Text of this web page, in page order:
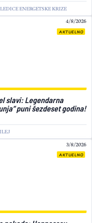
ENERGETSKE KRIZE
AKTUELNO
4/8/2026
slavi: Legendarna
puni šezdeset godina!
AKTUELNO
3/8/2026